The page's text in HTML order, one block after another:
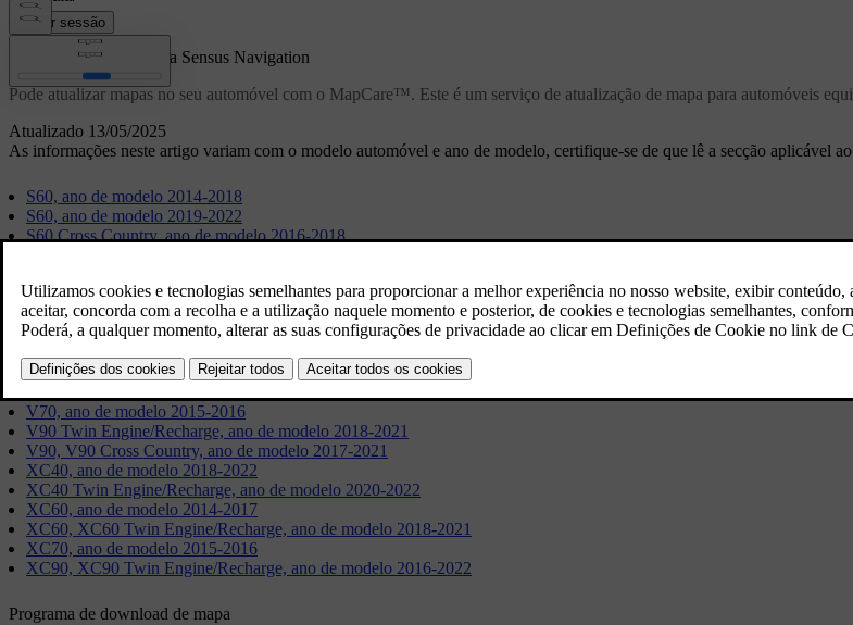
Iniciar sessão
Atualizado 13/05/2025
Download de mapa para Sensus Navigation
Pode atualizar mapas no seu automóvel com o MapCare™. Este é um serviço de atualização de mapa para automóveis
As informações neste artigo variam com o modelo automóvel e ano de modelo, certifique-se de que lê a secção aplicável
S60, ano de modelo 2014-2018
S60, ano de modelo 2019-2022
S60 Cross Country, ano de modelo 2016-2018
S90, ano de modelo 2017-2021
S90 Twin Engine/Recharge, ano de modelo 2018-2021
V40, V40 Cross Country, ano de modelo 2015-2019
V60 Cross Country, ano de modelo 2016-2018
V70, ano de modelo 2015-2016
V90 Twin Engine/Recharge, ano de modelo 2018-2021
V90, V90 Cross Country, ano de modelo 2017-2021
XC40, ano de modelo 2018-2022
XC40 Twin Engine/Recharge, ano de modelo 2020-2022
XC60, ano de modelo 2014-2017
XC60, XC60 Twin Engine/Recharge, ano de modelo 2018-2021
XC70, ano de modelo 2015-2016
XC90, XC90 Twin Engine/Recharge, ano de modelo 2016-2022
Programa de download de mapa